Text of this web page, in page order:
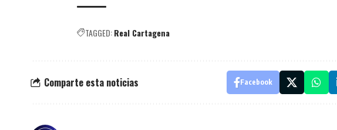
TAGGED:Real Cartagena
Comparte esta noticias Facebook